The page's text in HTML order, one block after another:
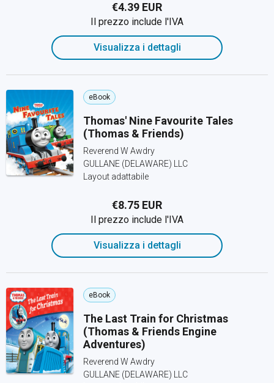
€4.39 EUR
Il prezzo include l'IVA
Visualizza i dettagli
eBook
Thomas' Nine Favourite Tales
(Thomas & Friends)
Reverend W Awdry
GULLANE (DELAWARE) LLC
Layout adattabile
€8.75 EUR
Il prezzo include l'IVA
Visualizza i dettagli
eBook
The Last Train for Christmas
(Thomas & Friends Engine
Adventures)
Reverend W Awdry
GULLANE (DELAWARE) LLC